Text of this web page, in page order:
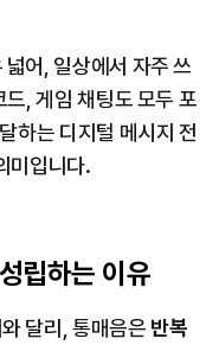
넓어, 일상에서 자주 쓰
, 게임 채팅도 모두 포
하는 디지털 메시지 전
미입니다.
립하는 이유
달리, 통매음은 반복